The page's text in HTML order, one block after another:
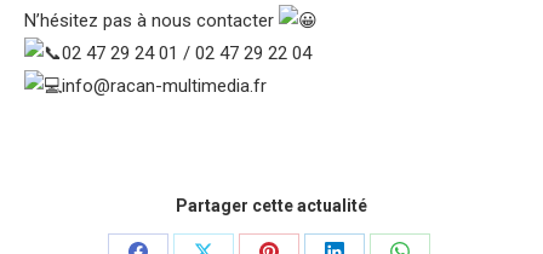
N’hésitez pas à nous contacter
02 47 29 24 01 / 02 47 29 22 04
info@racan-multimedia.fr
Partager cette actualité